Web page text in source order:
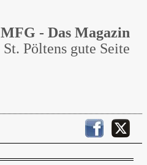
MFG - Das Magazin
St. Pöltens gute Seite